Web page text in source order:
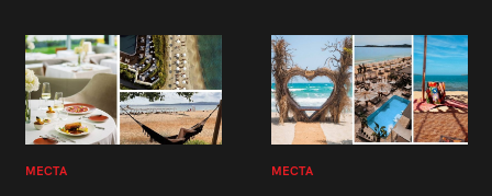
МЕСТА МЕСТА